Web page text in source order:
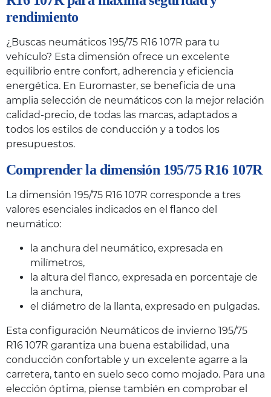
rendimiento
¿Buscas neumáticos 195/75 R16 107R para tu
vehículo? Esta dimensión ofrece un excelente
equilibrio entre confort, adherencia y eficiencia
energética. En Euromaster, se beneficia de una
amplia selección de neumáticos con la mejor relación
calidad-precio, de todas las marcas, adaptados a
todos los estilos de conducción y a todos los
presupuestos.
Comprender la dimensión 195/75 R16 107R
La dimensión 195/75 R16 107R corresponde a tres
valores esenciales indicados en el flanco del
neumático:
la anchura del neumático, expresada en
milímetros,
la altura del flanco, expresada en porcentaje de
la anchura,
el diámetro de la llanta, expresado en pulgadas.
Esta configuración Neumáticos de invierno 195/75
R16 107R garantiza una buena estabilidad, una
conducción confortable y un excelente agarre a la
carretera, tanto en suelo seco como mojado. Para una
elección óptima, piense también en comprobar el